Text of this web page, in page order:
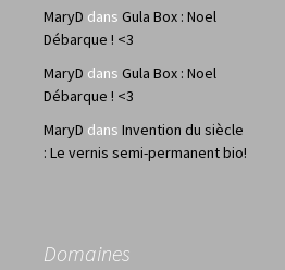
MaryD dans Gula Box : Noel
Débarque ! <3
MaryD dans Gula Box : Noel
Débarque ! <3
MaryD dans Invention du siècle
: Le vernis semi-permanent bio!
Domaines